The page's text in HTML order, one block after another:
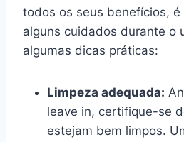
todos os seus benefícios,
alguns cuidados durante o
algumas dicas práticas:
Limpeza adequada:
leave in, certifique-se
estejam bem limpos.